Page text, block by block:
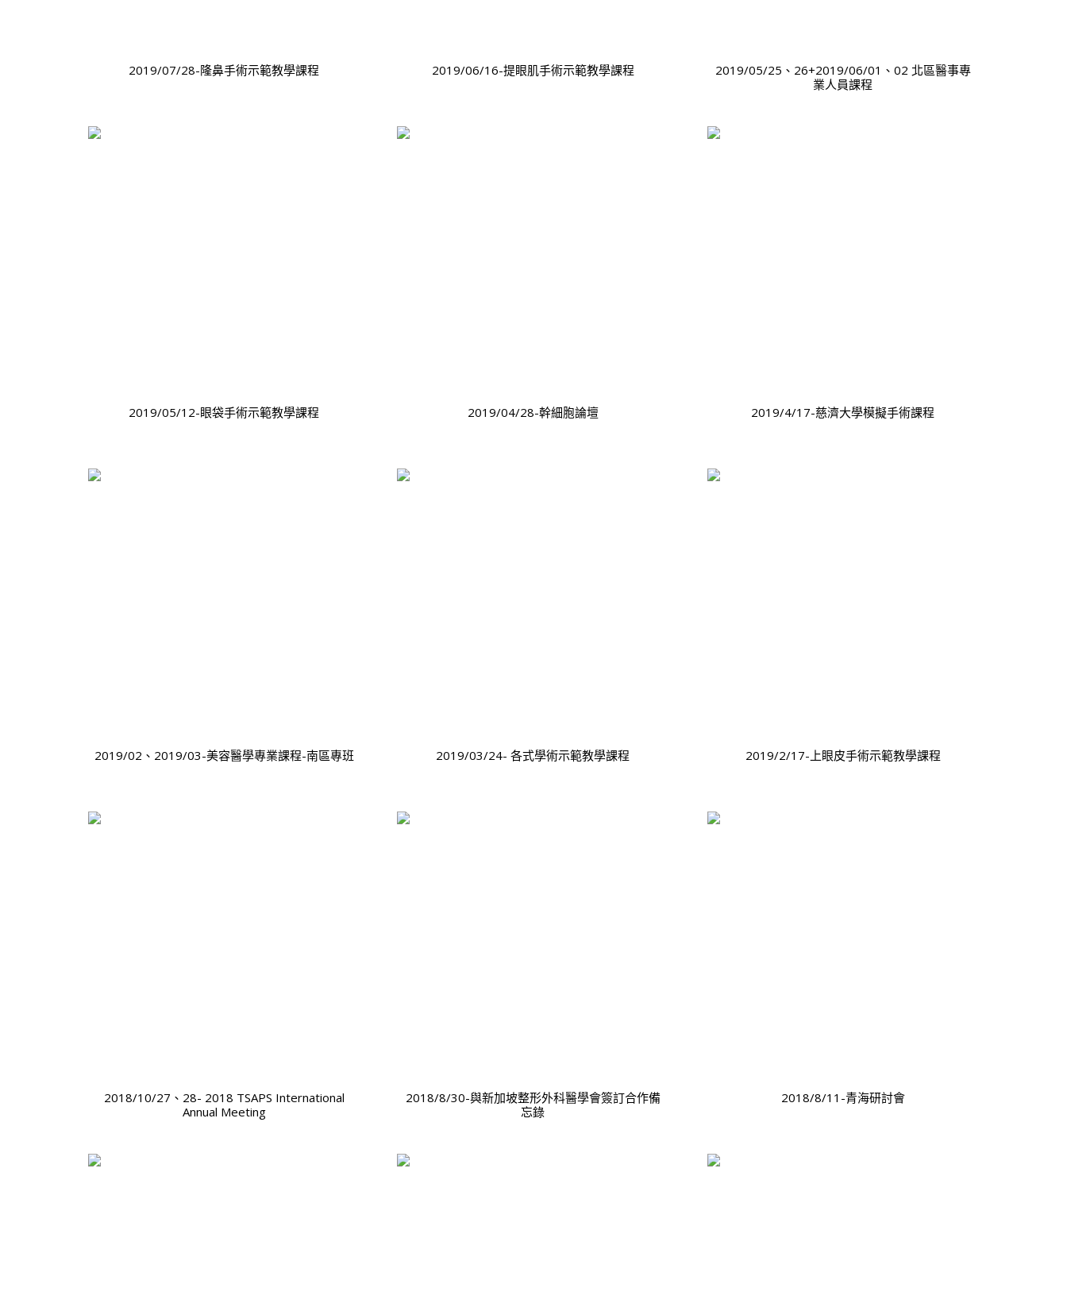
2019/07/28-隆鼻手術示範教學課程 2019/06/16-提眼肌手術示範教學課程
2019/05/25、26+2019/06/01、02 北區醫事專
業人員課程
2019/05/12-眼袋手術示範教學課程 2019/04/28-幹細胞論壇 2019/4/17-慈濟大學模擬手術課程
2019/02、2019/03-美容醫學專業課程-南區專班 2019/03/24- 各式學術示範教學課程 2019/2/17-上眼皮手術示範教學課程
2018/10/27、28- 2018 TSAPS International
Annual Meeting
2018/8/30-與新加坡整形外科醫學會簽訂合作備
忘錄
2018/8/11-青海研討會